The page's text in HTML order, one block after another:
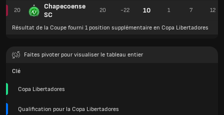
20
Chapecoense
SC
20 -22 10 1 7 12
Résultat de la Coupe fourni 1 position supplémentaire en Copa Libertadores
Faites pivoter pour visualiser le tableau entier
Clé
Copa Libertadores
Qualification pour la Copa Libertadores